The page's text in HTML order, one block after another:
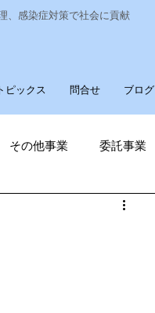
、感染症対策で社会に貢献
ピックス 問合せ ブログ
その他事業 委託事業